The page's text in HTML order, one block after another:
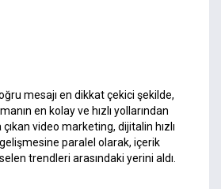
mesajı en dikkat çekici şekilde,
en kolay ve hızlı yollarından
çıkan video marketing, dijitalin hızlı
paralel olarak, içerik
trendleri arasındaki yerini aldı.